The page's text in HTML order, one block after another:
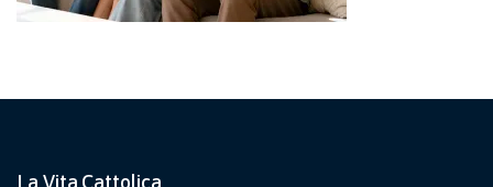
La Vita Cattolica